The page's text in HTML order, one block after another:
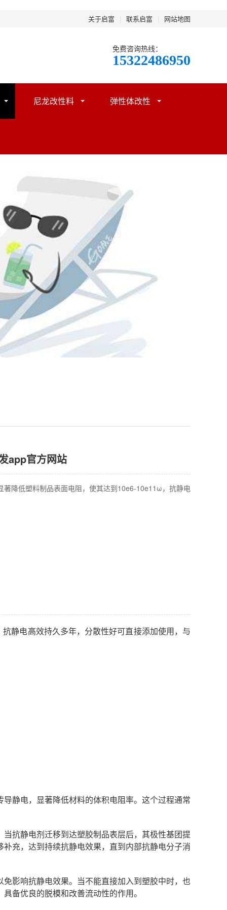
关于启富 联系启富 网站地图
免费咨询热线：
15322486950
尼龙改性料 弹性体改性
app官方网站
降低塑料制品表面电阻，使其达到10e6-10e11ω，抗静电
静电高效持久多年，分散性好可直接添加使用，与
静电，显著降低材料的体积电阻率。这个过程通常
抗静电剂迁移到达塑胶制品表层后，其极性基团提
充，达到持续抗静电效果，直到内部抗静电分子消
影响抗静电效果。当不能直接加入到塑胶中时，也
备优良的脱模和改善流动性的作用。